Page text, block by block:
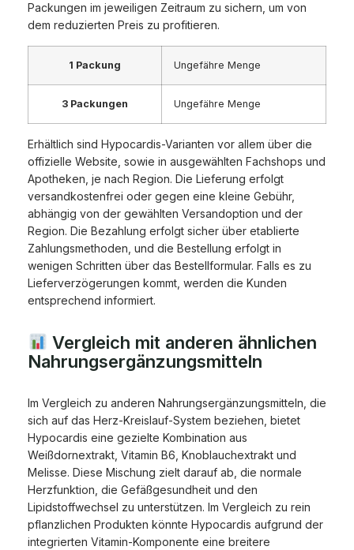
Packungen im jeweiligen Zeitraum zu sichern, um von
dem reduzierten Preis zu profitieren.
1 Packung Ungefähre Menge
3 Packungen Ungefähre Menge
Erhältlich sind Hypocardis-Varianten vor allem über die
offizielle Website, sowie in ausgewählten Fachshops und
Apotheken, je nach Region. Die Lieferung erfolgt
versandkostenfrei oder gegen eine kleine Gebühr,
abhängig von der gewählten Versandoption und der
Region. Die Bezahlung erfolgt sicher über etablierte
Zahlungsmethoden, und die Bestellung erfolgt in
wenigen Schritten über das Bestellformular. Falls es zu
Lieferverzögerungen kommt, werden die Kunden
entsprechend informiert.
Vergleich mit anderen ähnlichen
Nahrungsergänzungsmitteln
Im Vergleich zu anderen Nahrungsergänzungsmitteln, die
sich auf das Herz-Kreislauf-System beziehen, bietet
Hypocardis eine gezielte Kombination aus
Weißdornextrakt, Vitamin B6, Knoblauchextrakt und
Melisse. Diese Mischung zielt darauf ab, die normale
Herzfunktion, die Gefäßgesundheit und den
Lipidstoffwechsel zu unterstützen. Im Vergleich zu rein
pflanzlichen Produkten könnte Hypocardis aufgrund der
integrierten Vitamin-Komponente eine breitere